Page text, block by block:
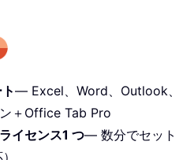
— Excel、Word、Outlook、
＋Office Tab Pro
イセンス1 つ— 数分でセット